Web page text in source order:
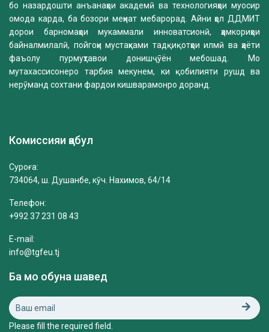
бо назардошти анъанаҳои академӣ ва технологияҳои муосир
омода карда, ба бозори меҳнат мебарорад. Айни ҳол ДДМИТ
дорои барномаҳои мукаммали инноватсионӣ, ҳамкориҳои
байналмилалӣ, пойгоҳи мустаҳками тадқиқотҳои илмӣ ва ҳаёти
фаъолу пурмуҳтавои донишҷӯён мебошад. Мо
мутахассисонеро тарбия мекунем, ки қобилияти рушд ва
нерӯманд сохтани фардои кишварамонро доранд.
Комиссияи қабул
Суроға:
734064, ш. Душанбе, кӯч. Нахимов, 64/14
Телефон:
+992 37 231 08 43
E-mail:
info@tgfeu.tj
Ба мо обуна шавед
Please fill the required field.